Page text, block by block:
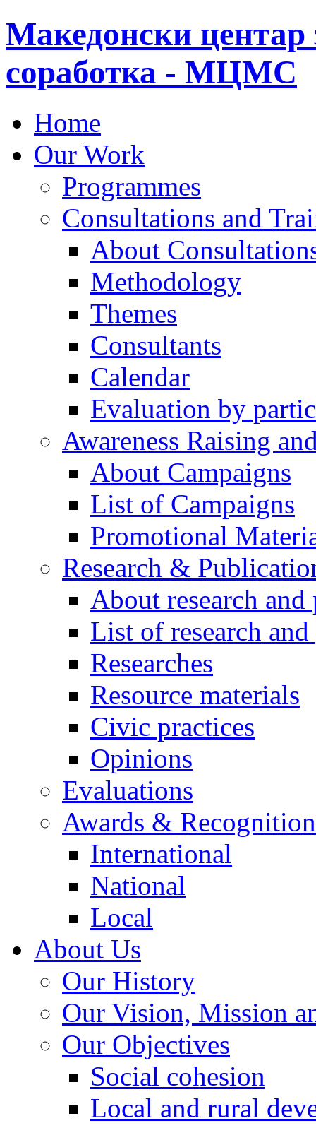
Македонски центар
соработка - МЦМС
Home
Our Work
Programmes
Consultations and
About
Methodology
Themes
Consultants
Calendar
Evaluation by
Awareness Raising
About Campaigns
List of Campaigns
Promotional
Research &
About research
List of research
Researches
Resource materials
Civic practices
Opinions
Evaluations
Awards &
International
National
Local
About Us
Our History
Our Vision, Mission
Our Objectives
Social cohesion
Local and rural